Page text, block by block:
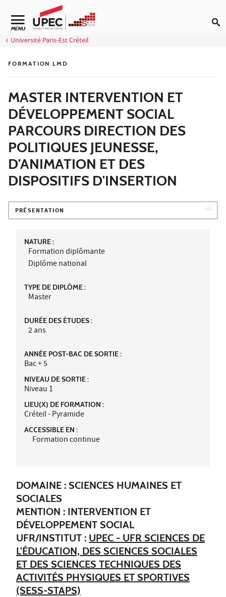
Aller au contenu
Navigation secondaire
MENU
Université Paris-Est Créteil
FORMATION LMD
MASTER INTERVENTION ET
DÉVELOPPEMENT SOCIAL
PARCOURS DIRECTION DES
POLITIQUES JEUNESSE,
D'ANIMATION ET DES
DISPOSITIFS D'INSERTION
PRÉSENTATION
NATURE :
Formation diplômante
Diplôme national
TYPE DE DIPLÔME :
Master
DURÉE DES ÉTUDES :
2 ans
ANNÉE POST-BAC DE SORTIE :
Bac + 5
NIVEAU DE SORTIE :
Niveau 1
LIEU(X) DE FORMATION :
Créteil - Pyramide
ACCESSIBLE EN :
Formation continue
DOMAINE : SCIENCES HUMAINES ET
SOCIALES
MENTION : INTERVENTION ET
DÉVELOPPEMENT SOCIAL
UFR/INSTITUT : UPEC - UFR SCIENCES DE
L'ÉDUCATION, DES SCIENCES SOCIALES
ET DES SCIENCES TECHNIQUES DES
ACTIVITÉS PHYSIQUES ET SPORTIVES
(SESS-STAPS)